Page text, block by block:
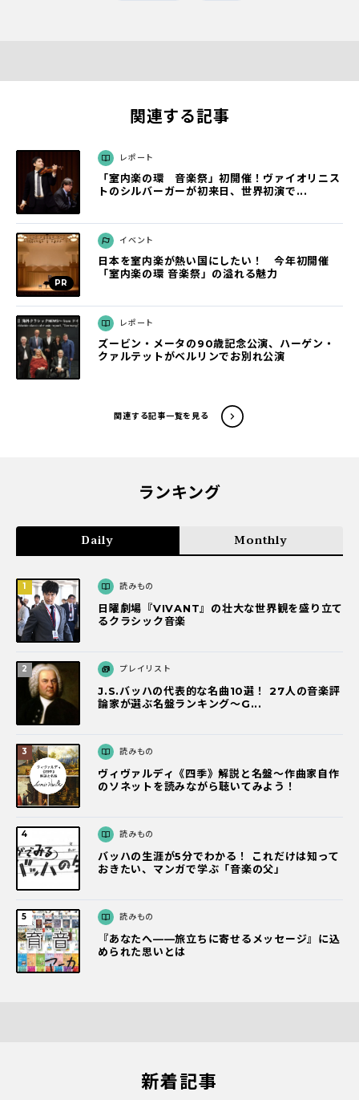
関連する記事
レポート
「室内楽の環 音楽祭」初開催！ヴァイオリニス
トのシルバーガーが初来日、世界初演で...
イベント
日本を室内楽が熱い国にしたい！ 今年初開催
「室内楽の環 音楽祭」の溢れる魅力
レポート
ズービン・メータの90歳記念公演、ハーゲン・
クァルテットがベルリンでお別れ公演
関連する記事一覧を見る
ランキング
Daily Monthly
読みもの
日曜劇場『VIVANT』の壮大な世界観を盛り立て
るクラシック音楽
プレイリスト
J.S.バッハの代表的な名曲10選！ 27人の音楽評
論家が選ぶ名盤ランキング〜G...
読みもの
ヴィヴァルディ《四季》解説と名盤～作曲家自作
のソネットを読みながら聴いてみよう！
読みもの
バッハの生涯が5分でわかる！ これだけは知って
おきたい、マンガで学ぶ「音楽の父」
読みもの
『あなたへ――旅立ちに寄せるメッセージ』に込
められた思いとは
新着記事